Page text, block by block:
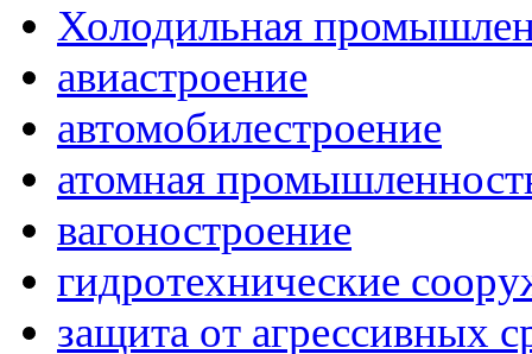
Холодильная
авиастроение
автомобилестроение
атомная
вагоностроение
гидротехнические
защита от агрессивных